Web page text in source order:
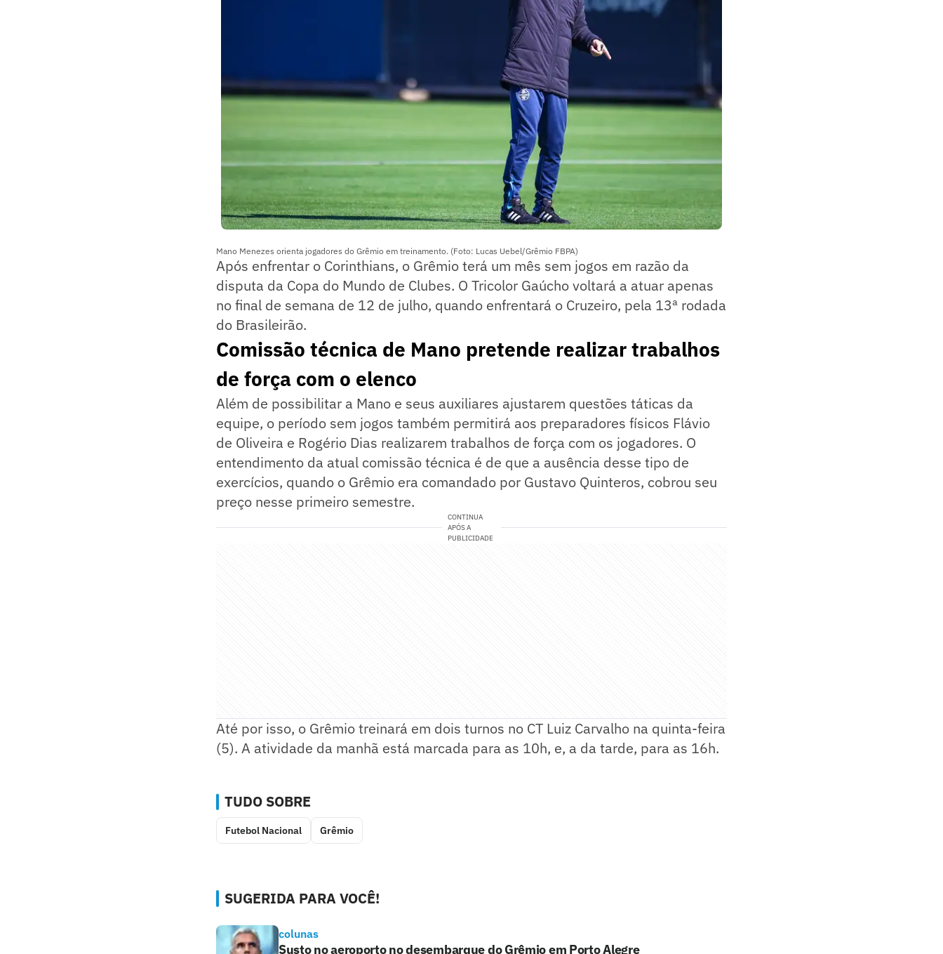
Mano Menezes orienta jogadores do Grêmio em treinamento. (Foto: Lucas Uebel/Grêmio FBPA)
Após enfrentar o Corinthians, o Grêmio terá um mês sem jogos em razão da
disputa da Copa do Mundo de Clubes. O Tricolor Gaúcho voltará a atuar apenas
no final de semana de 12 de julho, quando enfrentará o Cruzeiro, pela 13ª rodada
do Brasileirão.
Comissão técnica de Mano pretende realizar trabalhos
de força com o elenco
Além de possibilitar a Mano e seus auxiliares ajustarem questões táticas da
equipe, o período sem jogos também permitirá aos preparadores físicos Flávio
de Oliveira e Rogério Dias realizarem trabalhos de força com os jogadores. O
entendimento da atual comissão técnica é de que a ausência desse tipo de
exercícios, quando o Grêmio era comandado por Gustavo Quinteros, cobrou seu
preço nesse primeiro semestre.
CONTINUA
APÓS A
PUBLICIDADE
Até por isso, o Grêmio treinará em dois turnos no CT Luiz Carvalho na quinta-feira
(5). A atividade da manhã está marcada para as 10h, e, a da tarde, para as 16h.
TUDO SOBRE
Futebol Nacional Grêmio
SUGERIDA PARA VOCÊ!
colunas
Susto no aeroporto no desembarque do Grêmio em Porto Alegre